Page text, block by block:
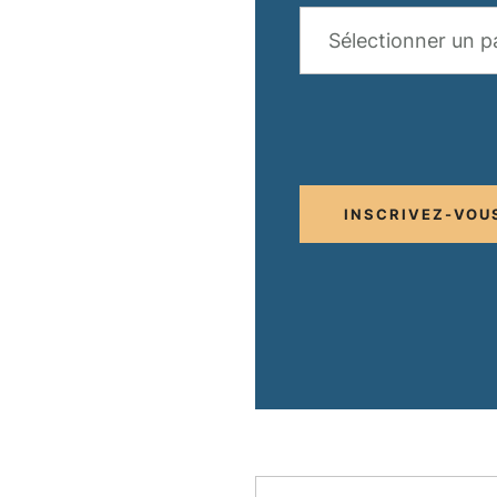
Sélectionner un
INSCRIVEZ-